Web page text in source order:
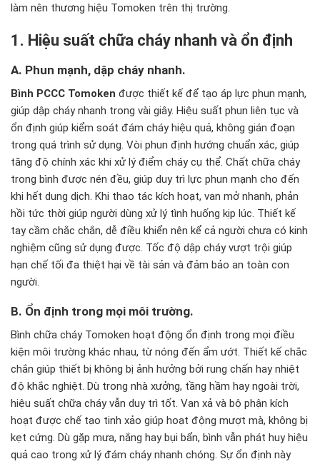
làm nên thương hiệu Tomoken trên thị trường.
1. Hiệu suất chữa cháy nhanh và ổn định
A. Phun mạnh, dập cháy nhanh.
Bình PCCC Tomoken được thiết kế để tạo áp lực phun mạnh,
giúp dập cháy nhanh trong vài giây. Hiệu suất phun liên tục và
ổn định giúp kiểm soát đám cháy hiệu quả, không gián đoạn
trong quá trình sử dụng. Vòi phun định hướng chuẩn xác, giúp
tăng độ chính xác khi xử lý điểm cháy cụ thể. Chất chữa cháy
trong bình được nén đều, giúp duy trì lực phun mạnh cho đến
khi hết dung dịch. Khi thao tác kích hoạt, van mở nhanh, phản
hồi tức thời giúp người dùng xử lý tình huống kịp lúc. Thiết kế
tay cầm chắc chắn, dễ điều khiển nên kể cả người chưa có kinh
nghiệm cũng sử dụng được. Tốc độ dập cháy vượt trội giúp
hạn chế tối đa thiệt hại về tài sản và đảm bảo an toàn con
người.
B. Ổn định trong mọi môi trường.
Bình chữa cháy Tomoken hoạt động ổn định trong mọi điều
kiện môi trường khác nhau, từ nóng đến ẩm ướt. Thiết kế chắc
chắn giúp thiết bị không bị ảnh hưởng bởi rung chấn hay nhiệt
độ khắc nghiệt. Dù trong nhà xưởng, tầng hầm hay ngoài trời,
hiệu suất chữa cháy vẫn duy trì tốt. Van xả và bộ phận kích
hoạt được chế tạo tinh xảo giúp hoạt động mượt mà, không bị
kẹt cứng. Dù gặp mưa, nắng hay bụi bẩn, bình vẫn phát huy hiệu
quả cao trong xử lý đám cháy nhanh chóng. Sự ổn định này